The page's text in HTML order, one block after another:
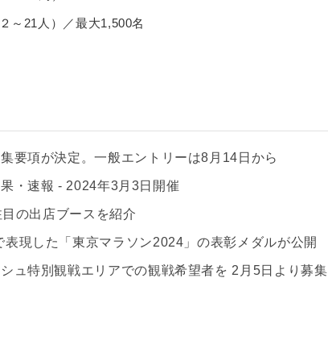
～21人）／最大1,500名
要項が決定。一般エントリーは8月14日から
・速報 - 2024年3月3日開催
の出店ブースを紹介
表現した「東京マラソン2024」の表彰メダルが公開
ュ特別観戦エリアでの観戦希望者を 2月5日より募集